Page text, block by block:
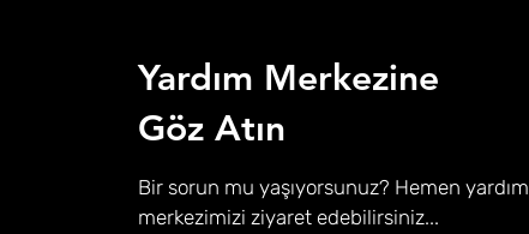
Yardım Merkezine
Göz Atın
Bir sorun mu yaşıyorsunuz? Hemen yardım
merkezimizi ziyaret edebilirsiniz...